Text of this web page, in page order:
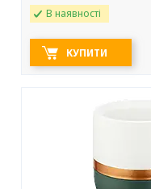
В наявності
КУПИТИ